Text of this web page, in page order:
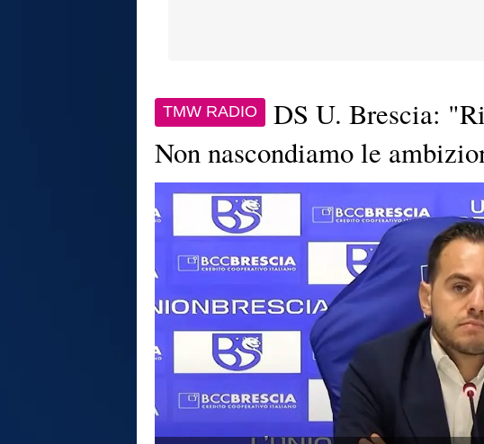
TMW RADIO
DS U. Brescia:
Non nascondiamo le